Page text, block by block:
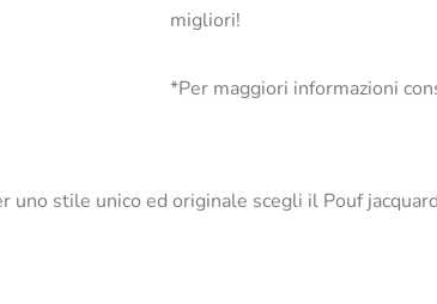
migliori!
*Per maggiori informazioni
uno stile unico ed originale scegli il Pouf